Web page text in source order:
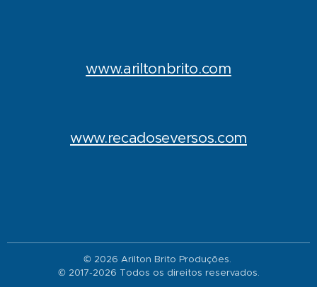
www.ariltonbrito.com
www.recadoseversos.com
© 2026 Arilton Brito Produções.
© 2017-2026 Todos os direitos reservados.